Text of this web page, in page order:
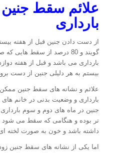
علائم سقط
بارداری
از دست دادن جنین قبل از هفته
گویند و 80 درصد از سقط
بارداری می باشد و قبل از هفته
بیستم به هر دلیلی جنین از دست
علائم و نشانه های سقط جنین
بارداری و وضعیت بدنی در خانم های
جنین در ماه های دوم و سوم
تر بوده و هنگامی که سقط می
داشته باشد و خون به صورت لخته
اما یکی از نشانه های سقط جنین